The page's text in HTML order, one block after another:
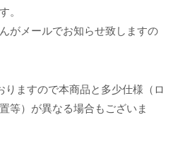
。
がメールでお知らせ致しますの
ますので本商品と多少仕様（ロ
等）が異なる場合もございま